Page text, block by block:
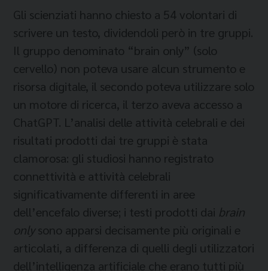
Gli scienziati hanno chiesto a 54 volontari di
scrivere un testo, dividendoli però in tre gruppi.
Il gruppo denominato “brain only” (solo
cervello) non poteva usare alcun strumento e
risorsa digitale, il secondo poteva utilizzare solo
un motore di ricerca, il terzo aveva accesso a
ChatGPT. L’analisi delle attività celebrali e dei
risultati prodotti dai tre gruppi è stata
clamorosa: gli studiosi hanno registrato
connettività e attività celebrali
significativamente differenti in aree
dell’encefalo diverse; i testi prodotti dai brain
onlysono apparsi decisamente più originali e
articolati, a differenza di quelli degli utilizzatori
dell’intelligenza artificiale che erano tutti più